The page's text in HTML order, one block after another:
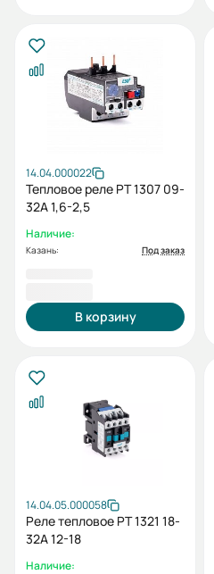
14.04.000022
Тепловое реле РТ 1307 09-
32А 1,6-2,5
Наличие:
Казань: Под заказ
В корзину
14.04.05.000058
Реле тепловое РТ 1321 18-
32А 12-18
Наличие: